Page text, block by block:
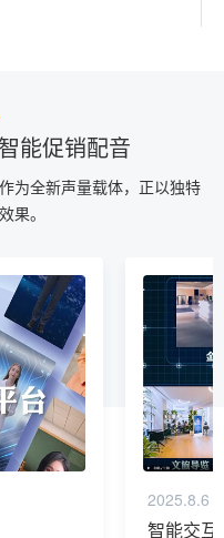
能促销配音
为全新声量载体，正以独特
果。
2025.8.6
智能交互